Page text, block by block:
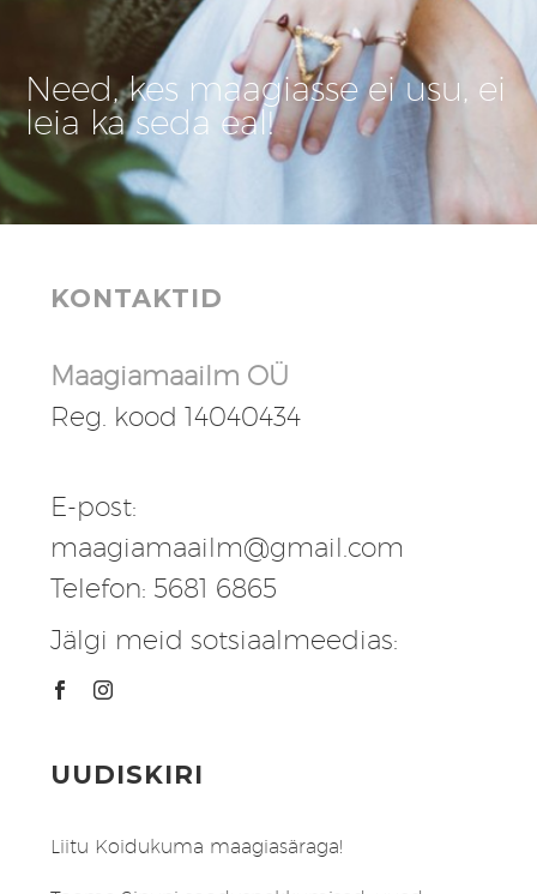
Need, kes maagiasse ei usu, ei
leia ka seda eal!
KONTAKTID
Maagiamaailm OÜ
Reg. kood 14040434
E-post:
maagiamaailm@gmail.com
Telefon: 5681 6865
Jälgi meid sotsiaalmeedias:
UUDISKIRI
Liitu Koidukuma maagiasäraga!